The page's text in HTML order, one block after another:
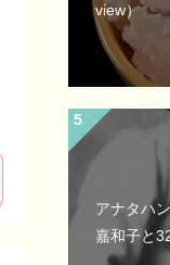
view）
アナタハ
嘉和子と